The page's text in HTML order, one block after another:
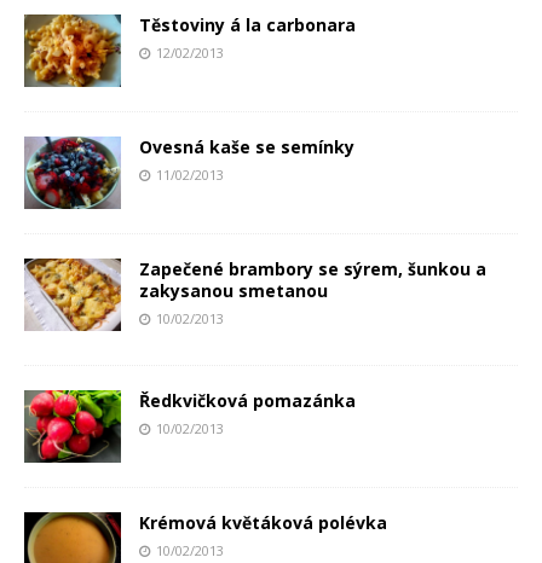
Těstoviny á la carbonara
12/02/2013
Ovesná kaše se semínky
11/02/2013
Zapečené brambory se sýrem, šunkou a
zakysanou smetanou
10/02/2013
Ředkvičková pomazánka
10/02/2013
Krémová květáková polévka
10/02/2013